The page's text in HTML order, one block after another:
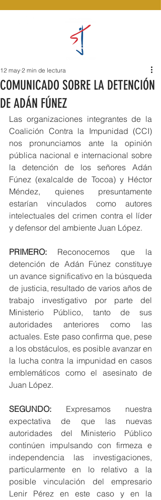
COMUNICADO SOBRE LA DETENCIÓN
DE ADÁN FÚNEZ
12 may 2 min de lectura
Las organizaciones integrantes de la
Coalición Contra la Impunidad (CCI)
nos pronunciamos ante la opinión
pública nacional e internacional sobre
la detención de los señores Adán
Fúnez (exalcalde de Tocoa) y Héctor
Méndez, quienes presuntamente
estarían vinculados como autores
intelectuales del crimen contra el líder
y defensor del ambiente Juan López.
PRIMERO: Reconocemos que la
detención de Adán Fúnez constituye
un avance significativo en la búsqueda
de justicia, resultado de varios años de
trabajo investigativo por parte del
Ministerio Público, tanto de sus
autoridades anteriores como las
actuales. Este paso confirma que, pese
a los obstáculos, es posible avanzar en
la lucha contra la impunidad en casos
emblemáticos como el asesinato de
Juan López.
SEGUNDO: Expresamos nuestra
expectativa de que las nuevas
autoridades del Ministerio Público
continúen impulsando con firmeza e
independencia las investigaciones,
particularmente en lo relativo a la
posible vinculación del empresario
Lenir Pérez en este caso y en la